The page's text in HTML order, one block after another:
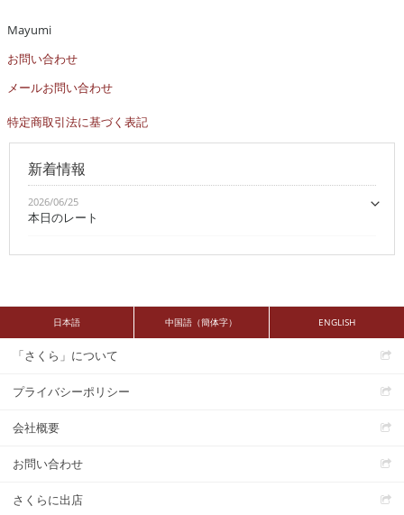
Mayumi
お問い合わせ
メールお問い合わせ
特定商取引法に基づく表記
新着情報
2026/06/25
本日のレート
日本語 中国語（簡体字） ENGLISH
「さくら」について
プライバシーポリシー
会社概要
お問い合わせ
さくらに出店